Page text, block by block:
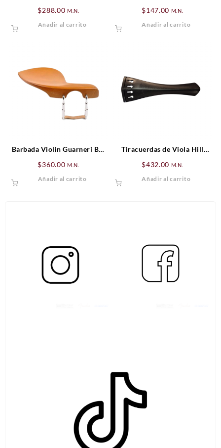
$288.00 M.N.
Añadir al carrito
$147.00 M.N.
Añadir al carrito
Barbada Violin Guarneri Boj
$360.00 M.N.
Añadir al carrito
Tiracuerdas de Viola Hill
$432.00 M.N.
Añadir al carrito